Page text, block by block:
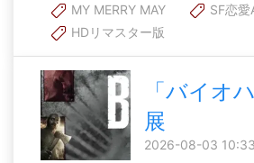
MY MERRY MAY
SF恋愛
HDリマスター版
「バイオ
展
2026-08-03